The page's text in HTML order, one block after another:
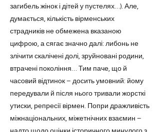
загибель жінок і дітей у пустелях…). Але,
думається, кількість вірменських
страдників не обмежена вказаною
цифрою, а сягає значно далі: либонь не
злічити скалічені долі, зруйновані родини,
втрачені покоління… Тим паче, що й
часовий відтинок – досить умовний: йому
передували й після нього тривали жорсткі
утиски, репресії вірмен. Попри дражливість
міжнаціональних, міжетнічних взаємин –